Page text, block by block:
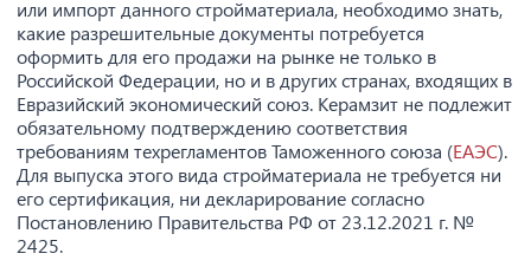
или импорт данного стройматериала, необходимо знать,
какие разрешительные документы потребуется
оформить для его продажи на рынке не только в
Российской Федерации, но и в других странах, входящих в
Евразийский экономический союз. Керамзит не подлежит
обязательному подтверждению соответствия
требованиям техрегламентов Таможенного союза (ЕАЭС).
Для выпуска этого вида стройматериала не требуется ни
его сертификация, ни декларирование согласно
Постановлению Правительства РФ от 23.12.2021 г. №
2425.